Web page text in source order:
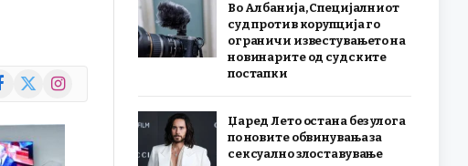
X
Instagram
Во Албанија, Специјалниот
суд против корупција го
ограничи известувањето на
новинарите од судските
постапки
Џаред Лето остана без улога
по новите обвинувања за
сексуално злоставување